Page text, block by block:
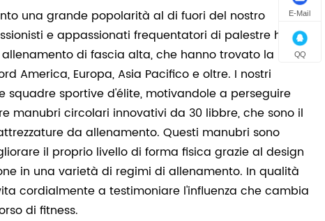
una grande popolarità al di fuori del nostro
e appassionati frequentatori di palestre hanno
di fascia alta, che hanno trovato la loro
America, Europa, Asia Pacifico e oltre. I nostri
sportive d'élite, motivandole a perseguire
manubri circolari innovativi da 30 libbre, che sono il
da allenamento. Questi manubri sono
il proprio livello di forma fisica grazie al design
in una varietà di regimi di allenamento. In qualità
cordialmente a testimoniare l'influenza che cambia
di fitness.
E-Mail
QQ